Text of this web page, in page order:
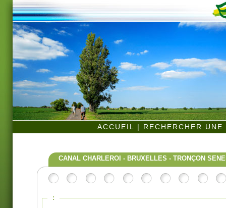
ACCUEIL | RECHERCHER
CANAL CHARLEROI - BRUXELLES - TRONÇON
: